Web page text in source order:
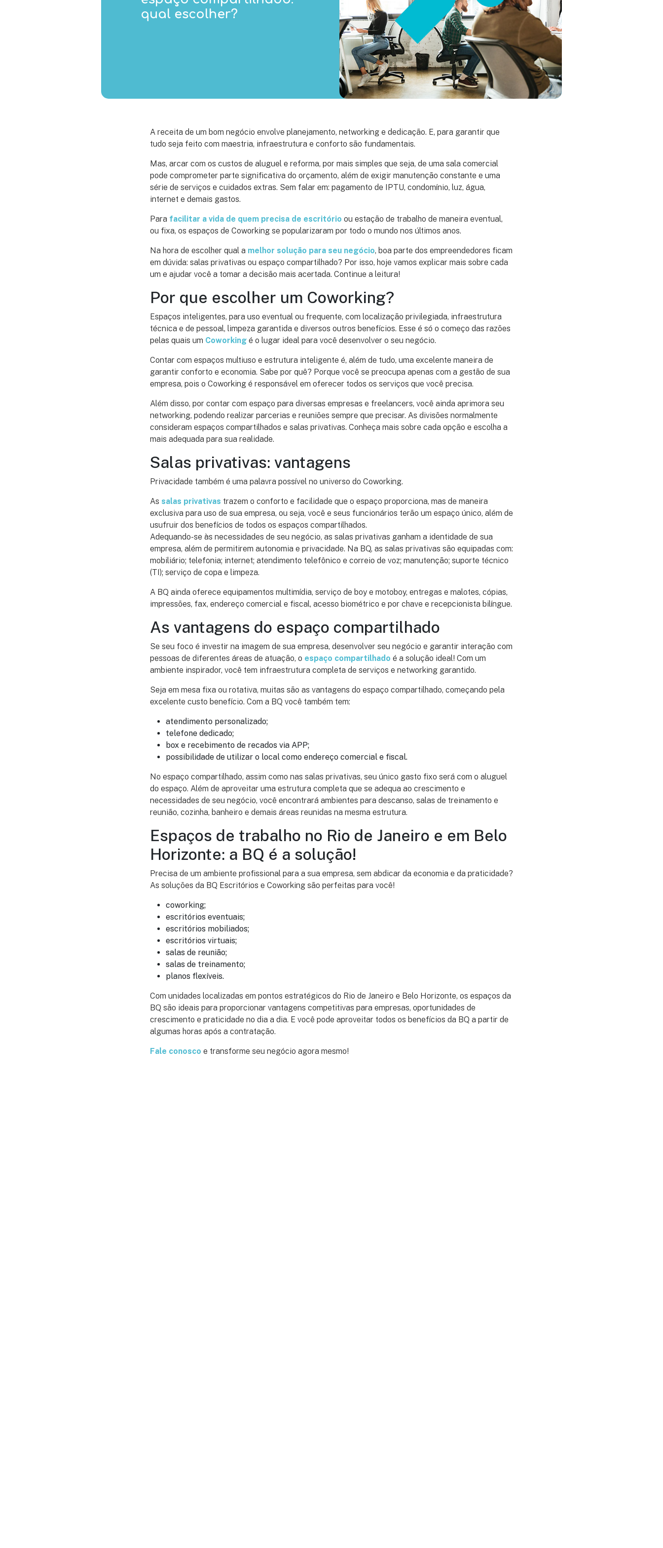
qual escolher?
A receita de um bom negócio envolve planejamento, networking e dedicação. E, para garantir que
tudo seja feito com maestria, infraestrutura e conforto são fundamentais.
Mas, arcar com os custos de aluguel e reforma, por mais simples que seja, de uma sala comercial
pode comprometer parte significativa do orçamento, além de exigir manutenção constante e uma
série de serviços e cuidados extras. Sem falar em: pagamento de IPTU, condomínio, luz, água,
internet e demais gastos.
Para facilitar a vida de quem precisa de escritório ou estação de trabalho de maneira eventual,
ou fixa, os espaços de Coworking se popularizaram por todo o mundo nos últimos anos.
Na hora de escolher qual a melhor solução para seu negócio, boa parte dos empreendedores ficam
em dúvida: salas privativas ou espaço compartilhado? Por isso, hoje vamos explicar mais sobre cada
um e ajudar você a tomar a decisão mais acertada. Continue a leitura!
Por que escolher um Coworking?
Espaços inteligentes, para uso eventual ou frequente, com localização privilegiada, infraestrutura
técnica e de pessoal, limpeza garantida e diversos outros benefícios. Esse é só o começo das razões
pelas quais um Coworking é o lugar ideal para você desenvolver o seu negócio.
Contar com espaços multiuso e estrutura inteligente é, além de tudo, uma excelente maneira de
garantir conforto e economia. Sabe por quê? Porque você se preocupa apenas com a gestão de sua
empresa, pois o Coworking é responsável em oferecer todos os serviços que você precisa.
Além disso, por contar com espaço para diversas empresas e freelancers, você ainda aprimora seu
networking, podendo realizar parcerias e reuniões sempre que precisar. As divisões normalmente
consideram espaços compartilhados e salas privativas. Conheça mais sobre cada opção e escolha a
mais adequada para sua realidade.
Salas privativas: vantagens
Privacidade também é uma palavra possível no universo do Coworking.
As salas privativas trazem o conforto e facilidade que o espaço proporciona, mas de maneira
exclusiva para uso de sua empresa, ou seja, você e seus funcionários terão um espaço único, além de
usufruir dos benefícios de todos os espaços compartilhados.
Adequando-se às necessidades de seu negócio, as salas privativas ganham a identidade de sua
empresa, além de permitirem autonomia e privacidade. Na BQ, as salas privativas são equipadas com:
mobiliário; telefonia; internet; atendimento telefônico e correio de voz; manutenção; suporte técnico
(TI); serviço de copa e limpeza.
A BQ ainda oferece equipamentos multimídia, serviço de boy e motoboy, entregas e malotes, cópias,
impressões, fax, endereço comercial e fiscal, acesso biométrico e por chave e recepcionista bilíngue.
As vantagens do espaço compartilhado
Se seu foco é investir na imagem de sua empresa, desenvolver seu negócio e garantir interação com
pessoas de diferentes áreas de atuação, o espaço compartilhado é a solução ideal! Com um
ambiente inspirador, você tem infraestrutura completa de serviços e networking garantido.
Seja em mesa fixa ou rotativa, muitas são as vantagens do espaço compartilhado, começando pela
excelente custo benefício. Com a BQ você também tem:
atendimento personalizado;
telefone dedicado;
box e recebimento de recados via APP;
possibilidade de utilizar o local como endereço comercial e fiscal.
No espaço compartilhado, assim como nas salas privativas, seu único gasto fixo será com o aluguel
do espaço. Além de aproveitar uma estrutura completa que se adequa ao crescimento e
necessidades de seu negócio, você encontrará ambientes para descanso, salas de treinamento e
reunião, cozinha, banheiro e demais áreas reunidas na mesma estrutura.
Espaços de trabalho no Rio de Janeiro e em Belo
Horizonte: a BQ é a solução!
Precisa de um ambiente profissional para a sua empresa, sem abdicar da economia e da praticidade?
As soluções da BQ Escritórios e Coworking são perfeitas para você!
coworking;
escritórios eventuais;
escritórios mobiliados;
escritórios virtuais;
salas de reunião;
salas de treinamento;
planos flexíveis.
Com unidades localizadas em pontos estratégicos do Rio de Janeiro e Belo Horizonte, os espaços da
BQ são ideais para proporcionar vantagens competitivas para empresas, oportunidades de
crescimento e praticidade no dia a dia. E você pode aproveitar todos os benefícios da BQ a partir de
algumas horas após a contratação.
Fale conosco e transforme seu negócio agora mesmo!